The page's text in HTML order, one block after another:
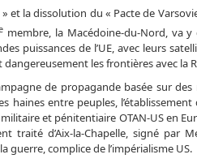
et la dissolution du « Pacte de
membre, la Macédoine-du-Nord, va
puissances de l’UE, avec leurs
les frontières avec la
de propagande basée sur
haines entre peuples,
et pénitentiaire OTAN-US en
traité d’Aix-la-Chapelle, signé par
guerre, complice de l’impérialisme US.